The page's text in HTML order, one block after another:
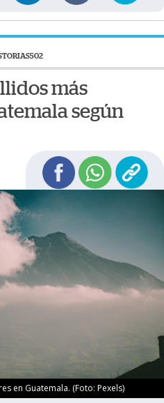
más
según
en Guatemala. (Foto: Pexels)